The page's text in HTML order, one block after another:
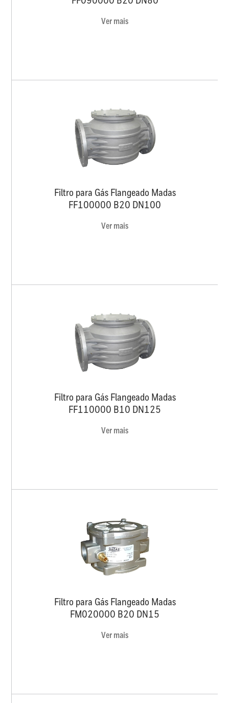
Ver mais
Filtro para Gás Flangeado Madas
FF100000 B20 DN100
Ver mais
Filtro para Gás Flangeado Madas
FF110000 B10 DN125
Ver mais
Filtro para Gás Flangeado Madas
FM020000 B20 DN15
Ver mais